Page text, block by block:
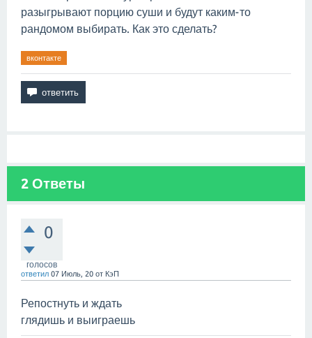
разыгрывают порцию суши и будут каким-то
рандомом выбирать. Как это сделать?
вконтакте
2 Ответы
0
голосов
ответил 07 Июль, 20 от КэП
Репостнуть и ждать
глядишь и выиграешь